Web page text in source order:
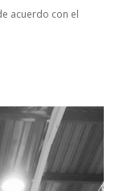
acuerdo con el